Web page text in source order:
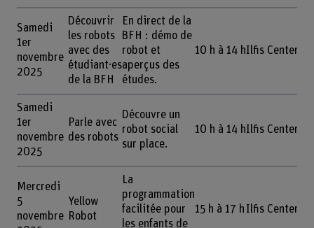
Samedi
1er
novembre
2025
Découvrir
les robots
avec des
étudiant·es
de la BFH
En direct de la
BFH : démo de
robot et
aperçus des
études.
10 h à 14 hIlfis Center,
Samedi
1er
novembre
2025
Parle avec
des robots
Découvre un
robot social
sur place.
10 h à 14 hIlfis Center,
Mercredi
5
novembre
Yellow
Robot
La
programmation
facilitée pour
les enfants de
15 h à 17 h Ilfis Center,